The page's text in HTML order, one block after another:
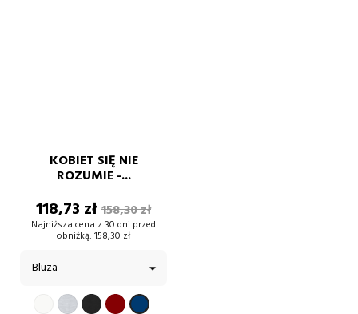
KOBIET SIĘ NIE
ROZUMIE -...
Cena
118,73 złCena
podstawowa
158,30 zł
Najniższa cena z 30 dni przed
obniżką: 158,30 zł
BIAŁYSZARYCZARNYBORDOWYGRANATOWY